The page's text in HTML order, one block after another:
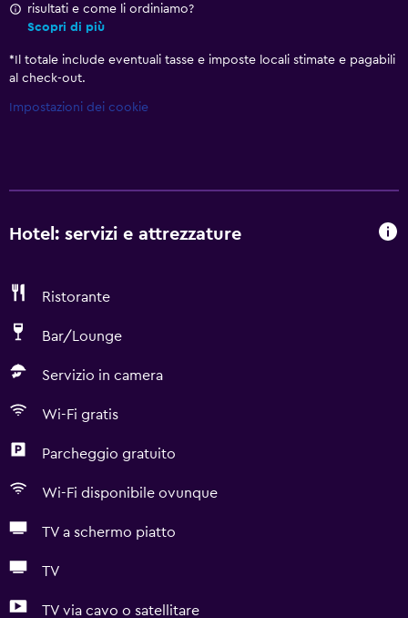
risultati e come li ordiniamo?
Scopri di più
* Il totale include eventuali tasse e imposte locali stimate e pagabili
al check-out.
Impostazioni dei cookie
Hotel: servizi e attrezzature
Ristorante
Bar/Lounge
Servizio in camera
Wi-Fi gratis
Parcheggio gratuito
Wi-Fi disponibile ovunque
TV a schermo piatto
TV
TV via cavo o satellitare